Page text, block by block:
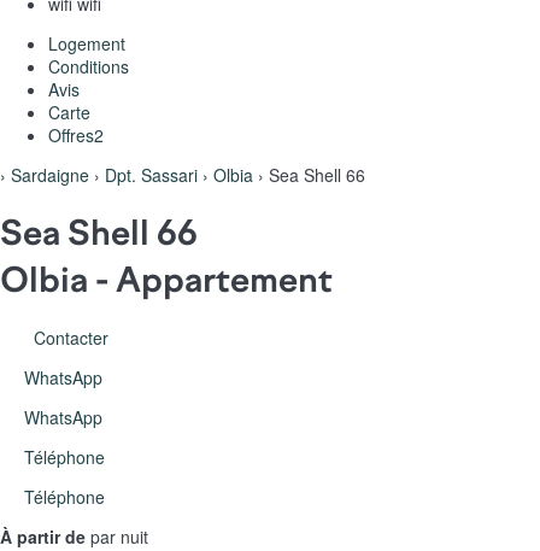
Logement
Conditions
Avis
Carte
Offres2
› Sardaigne › Dpt. Sassari › Olbia › Sea Shell 66
Sea Shell 66
Olbia - Appartement
Contacter
WhatsApp
WhatsApp
Téléphone
Téléphone
À partir de par nuit